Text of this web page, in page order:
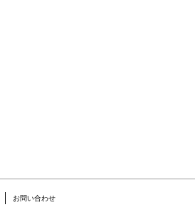
お問い合わせ